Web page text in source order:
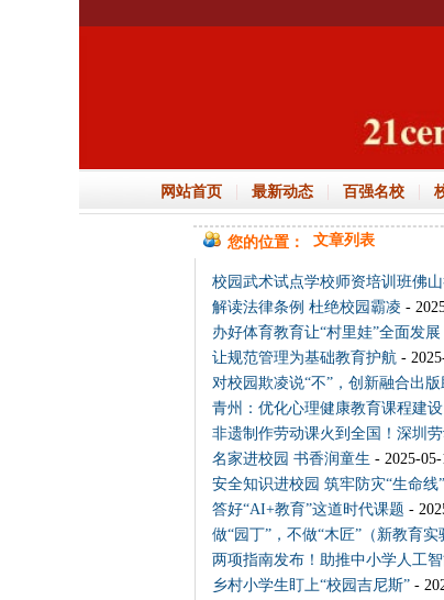
网站首页 | 最新动态 | 百强名校 |
您的位置： 文章列表
校园武术试点学校师资培训班佛
解读法律条例 杜绝校园霸凌 -
办好体育教育让“村里娃”全面发展
让规范管理为基础教育护航-
对校园欺凌说“不”，创新融合出
青州：优化心理健康教育课程建
非遗制作劳动课火到全国！深圳
名家进校园 书香润童生 - 2025-05-
安全知识进校园 筑牢防灾“生命线”
答好“AI+教育”这道时代课题 -
做“园丁”，不做“木匠”（新教育
两项指南发布！助推中小学人工
乡村小学生盯上“校园吉尼斯”-